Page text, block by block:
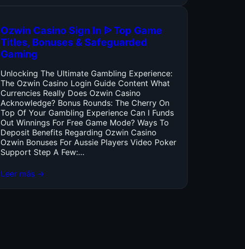
Ozwin Casino Sign In ᐉ Top Game
Titles, Bonuses & Safeguarded
Gaming
Unlocking The Ultimate Gambling Experience:
The Ozwin Casino Login Guide Content What
Currencies Really Does Ozwin Casino
Acknowledge? Bonus Rounds: The Cherry On
Top Of Your Gambling Experience Can I Funds
Out Winnings For Free Game Mode? Ways To
Deposit Benefits Regarding Ozwin Casino
Ozwin Bonuses For Aussie Players Video Poker
Support Step A Few:…
Leer más →